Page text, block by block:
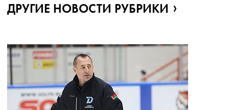
ДРУГИЕ НОВОСТИ РУБРИКИ